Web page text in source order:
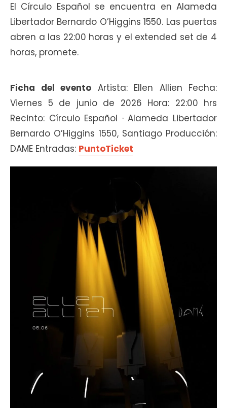
El Círculo Español se encuentra en Alameda
Libertador Bernardo O’Higgins 1550. Las puertas
abren a las 22:00 horas y el extended set de 4
horas, promete.
Ficha del evento Artista: Ellen Allien Fecha:
Viernes 5 de junio de 2026 Hora: 22:00 hrs
Recinto: Círculo Español · Alameda Libertador
Bernardo O’Higgins 1550, Santiago Producción:
DAME Entradas: PuntoTicket